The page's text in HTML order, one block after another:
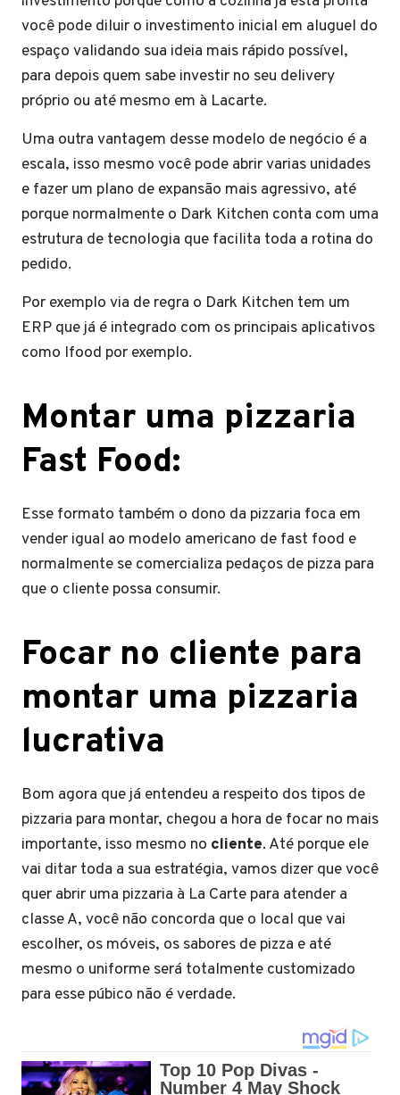
você pode diluir o investimento inicial em aluguel do
espaço validando sua ideia mais rápido possível,
para depois quem sabe investir no seu delivery
próprio ou até mesmo em à Lacarte.
Uma outra vantagem desse modelo de negócio é a
escala, isso mesmo você pode abrir varias unidades
e fazer um plano de expansão mais agressivo, até
porque normalmente o Dark Kitchen conta com uma
estrutura de tecnologia que facilita toda a rotina do
pedido.
Por exemplo via de regra o Dark Kitchen tem um
ERP que já é integrado com os principais aplicativos
como Ifood por exemplo.
Montar uma pizzaria
Fast Food:
Esse formato também o dono da pizzaria foca em
vender igual ao modelo americano de fast food e
normalmente se comercializa pedaços de pizza para
que o cliente possa consumir.
Focar no cliente para
montar uma pizzaria
lucrativa
Bom agora que já entendeu a respeito dos tipos de
pizzaria para montar, chegou a hora de focar no mais
importante, isso mesmo no cliente. Até porque ele
vai ditar toda a sua estratégia, vamos dizer que você
quer abrir uma pizzaria à La Carte para atender a
classe A, você não concorda que o local que vai
escolher, os móveis, os sabores de pizza e até
mesmo o uniforme será totalmente customizado
para esse púbico não é verdade.